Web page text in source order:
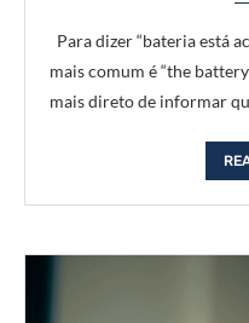
Para dizer “bateria está
mais comum é “the
mais direto de informar